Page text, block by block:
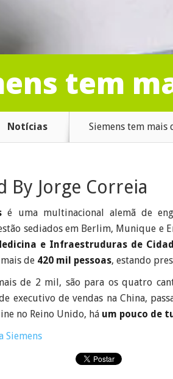
tem
Notícias Siemens tem mais
By Jorge Correia
é uma multinacional alemã de
sediados em Berlim, Munique e
e Infraestruduras de
de 420 mil pessoas, estando
de 2 mil, são para os quatro
executivo de vendas na China,
no Reino Unido, há um pouco de
Siemens